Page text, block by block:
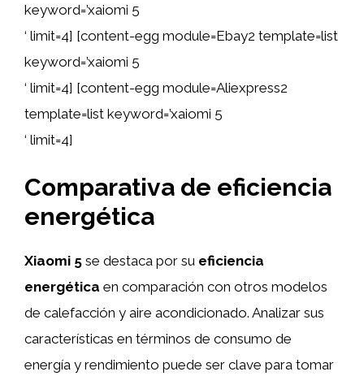
keyword=’xaiomi 5
‘ limit=4] [content-egg module=Ebay2 template=list
keyword=’xaiomi 5
‘ limit=4] [content-egg module=Aliexpress2
template=list keyword=’xaiomi 5
‘ limit=4]
Comparativa de eficiencia
energética
Xiaomi 5 se destaca por su eficiencia
energética en comparación con otros modelos
de calefacción y aire acondicionado. Analizar sus
características en términos de consumo de
energía y rendimiento puede ser clave para tomar